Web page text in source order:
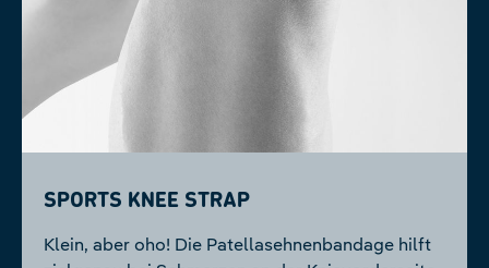
Sports Knee Strap
Klein, aber oho! Die Patellasehnenbandage hilft